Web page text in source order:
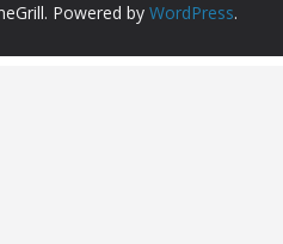
Powered by WordPress.